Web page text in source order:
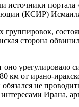
источники
(КСИР)
группировок,
сторона
оно
км от ирано-
не
Ирана,